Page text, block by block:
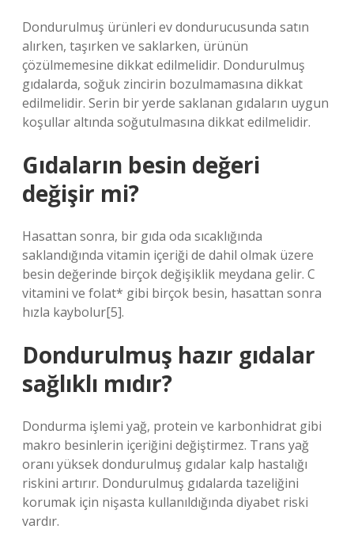
Dondurulmuş ürünleri ev dondurucusunda satın
alırken, taşırken ve saklarken, ürünün
çözülmemesine dikkat edilmelidir. Dondurulmuş
gıdalarda, soğuk zincirin bozulmamasına dikkat
edilmelidir. Serin bir yerde saklanan gıdaların uygun
koşullar altında soğutulmasına dikkat edilmelidir.
Gıdaların besin değeri
değişir mi?
Hasattan sonra, bir gıda oda sıcaklığında
saklandığında vitamin içeriği de dahil olmak üzere
besin değerinde birçok değişiklik meydana gelir. C
vitamini ve folat* gibi birçok besin, hasattan sonra
hızla kaybolur[5].
Dondurulmuş hazır gıdalar
sağlıklı mıdır?
Dondurma işlemi yağ, protein ve karbonhidrat gibi
makro besinlerin içeriğini değiştirmez. Trans yağ
oranı yüksek dondurulmuş gıdalar kalp hastalığı
riskini artırır. Dondurulmuş gıdalarda tazeliğini
korumak için nişasta kullanıldığında diyabet riski
vardır.